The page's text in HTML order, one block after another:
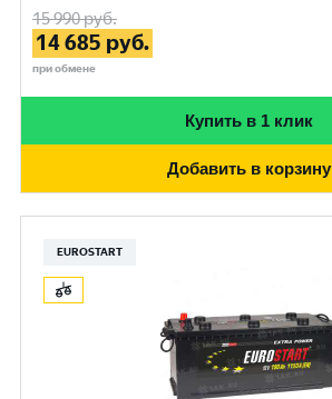
15 990руб.
14 685 руб.
при обмене
Купить в 1 клик
Добавить в корзину
EUROSTART